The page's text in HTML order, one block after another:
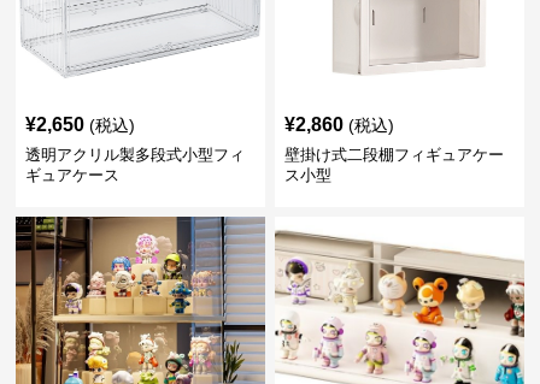
¥2,650 (税込)
透明アクリル製多段式小型フィ
ギュアケース
¥2,860 (税込)
壁掛け式二段棚フィギュアケー
ス小型